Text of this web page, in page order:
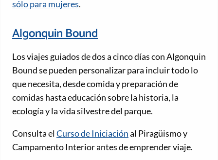
sólo para mujeres.
Algonquin Bound
Los viajes guiados de dos a cinco días con Algonquin
Bound se pueden personalizar para incluir todo lo
que necesita, desde comida y preparación de
comidas hasta educación sobre la historia, la
ecología y la vida silvestre del parque.
Consulta elCurso de Iniciaciónal Piragüismo y
Campamento Interior antes de emprender viaje.